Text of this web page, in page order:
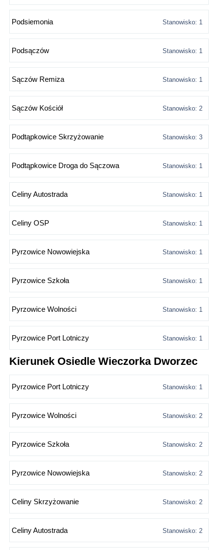
Podsiemonia Stanowisko: 1
Podsączów Stanowisko: 1
Sączów Remiza Stanowisko: 1
Sączów Kościół Stanowisko: 2
Podtąpkowice Skrzyżowanie Stanowisko: 3
Podtąpkowice Droga do Sączowa Stanowisko: 1
Celiny Autostrada Stanowisko: 1
Celiny OSP Stanowisko: 1
Pyrzowice Nowowiejska Stanowisko: 1
Pyrzowice Szkoła Stanowisko: 1
Pyrzowice Wolności Stanowisko: 1
Pyrzowice Port Lotniczy Stanowisko: 1
Kierunek Osiedle Wieczorka Dworzec
Pyrzowice Port Lotniczy Stanowisko: 1
Pyrzowice Wolności Stanowisko: 2
Pyrzowice Szkoła Stanowisko: 2
Pyrzowice Nowowiejska Stanowisko: 2
Celiny Skrzyżowanie Stanowisko: 2
Celiny Autostrada Stanowisko: 2